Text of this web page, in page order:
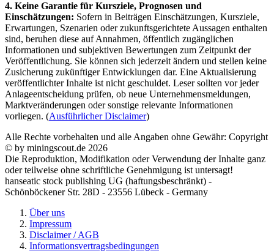
4. Keine Garantie für Kursziele, Prognosen und
Einschätzungen: Sofern in Beiträgen Einschätzungen, Kursziele,
Erwartungen, Szenarien oder zukunftsgerichtete Aussagen enthalten
sind, beruhen diese auf Annahmen, öffentlich zugänglichen
Informationen und subjektiven Bewertungen zum Zeitpunkt der
Veröffentlichung. Sie können sich jederzeit ändern und stellen keine
Zusicherung zukünftiger Entwicklungen dar. Eine Aktualisierung
veröffentlichter Inhalte ist nicht geschuldet. Leser sollten vor jeder
Anlageentscheidung prüfen, ob neue Unternehmensmeldungen,
Marktveränderungen oder sonstige relevante Informationen
vorliegen. (Ausführlicher Disclaimer)
Alle Rechte vorbehalten und alle Angaben ohne Gewähr: Copyright
© by miningscout.de 2026
Die Reproduktion, Modifikation oder Verwendung der Inhalte ganz
oder teilweise ohne schriftliche Genehmigung ist untersagt!
hanseatic stock publishing UG (haftungsbeschränkt) -
Schönböckener Str. 28D - 23556 Lübeck - Germany
Über uns
Impressum
Disclaimer / AGB
Informationsvertragsbedingungen